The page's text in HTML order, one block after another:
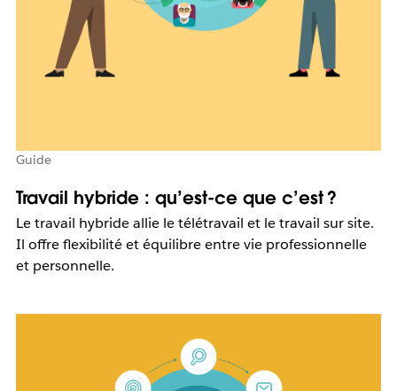
Guide
Travail hybride : qu’est-ce que c’est ?
Le travail hybride allie le télétravail et le travail sur site.
Il offre flexibilité et équilibre entre vie professionnelle
et personnelle.